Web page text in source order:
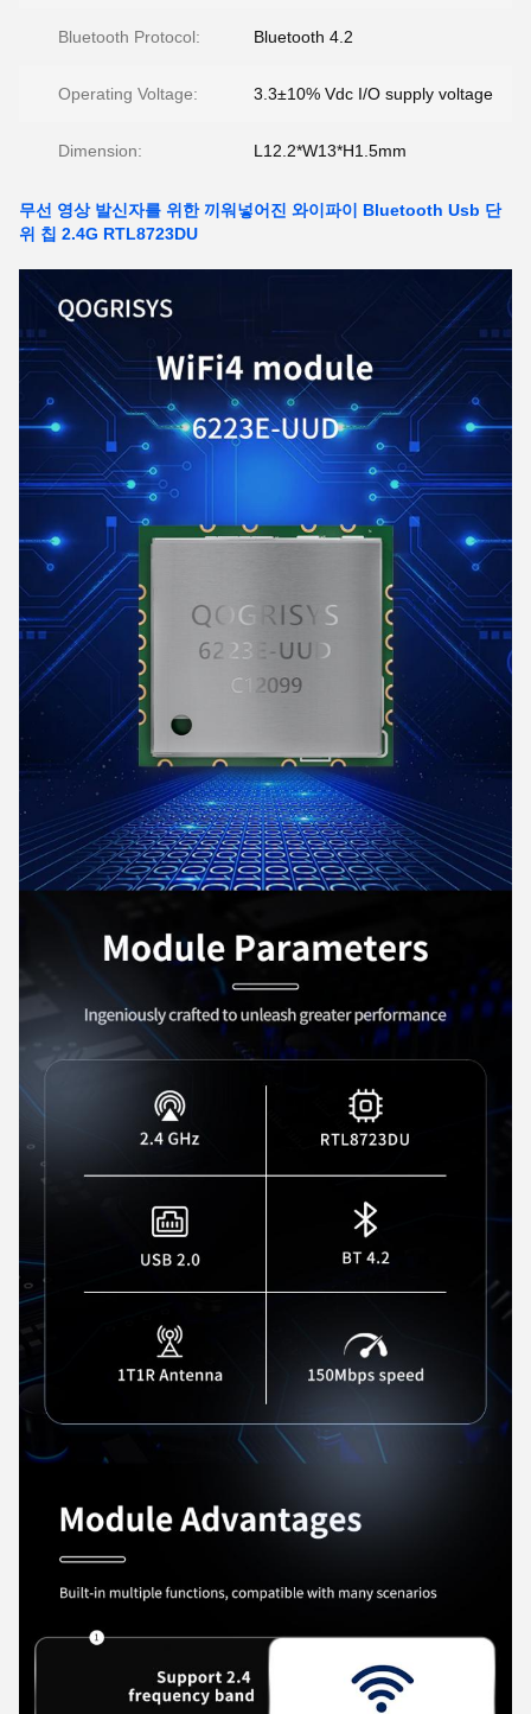
Bluetooth Protocol: Bluetooth 4.2
Operating Voltage: 3.3±10% Vdc I/O supply voltage
Dimension: L12.2*W13*H1.5mm
무선 영상 발신자를 위한 끼워넣어진 와이파이 Bluetooth Usb 단
위 칩 2.4G RTL8723DU